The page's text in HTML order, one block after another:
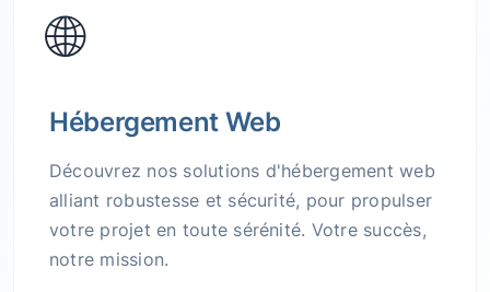
🌐
Hébergement Web
Découvrez nos solutions d'hébergement web
alliant robustesse et sécurité, pour propulser
votre projet en toute sérénité. Votre succès,
notre mission.